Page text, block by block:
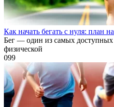
Как начать бегать с нуля: план
Бег — один из самых
физической
099